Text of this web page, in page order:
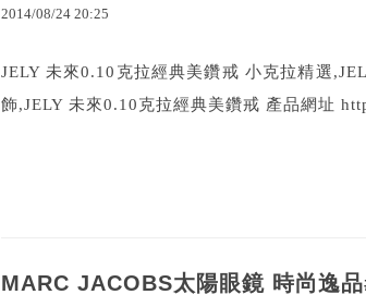
2014/08/24 20:25
JELY 未來0.10克拉經典美鑽戒 小克拉精選
飾,JELY 未來0.10克拉經典美鑽戒 產品網址
MARC JACOBS太陽眼鏡 時尚逸